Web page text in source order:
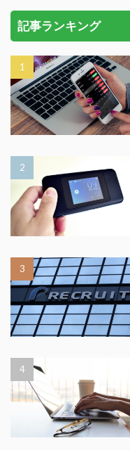
記事ランキング